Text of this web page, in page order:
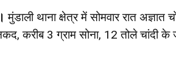
मुंडाली थाना क्षेत्र में सोमवार रात अज्ञात
करीब 3 ग्राम सोना, 12 तोले